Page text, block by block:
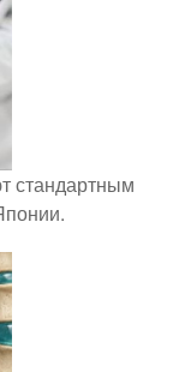
стандартным